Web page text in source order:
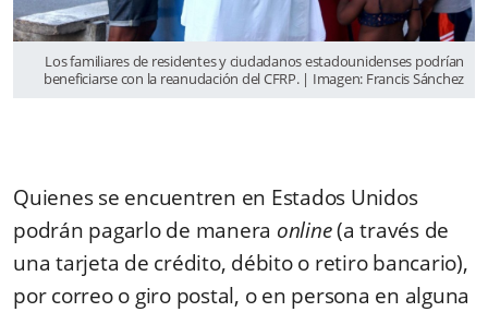
Los familiares de residentes y ciudadanos estadounidenses podrían
beneficiarse con la reanudación del CFRP. | Imagen: Francis Sánchez
Quienes se encuentren en Estados Unidos
podrán pagarlo de manera online(a través de
una tarjeta de crédito, débito o retiro bancario),
por correo o giro postal, o en persona en alguna